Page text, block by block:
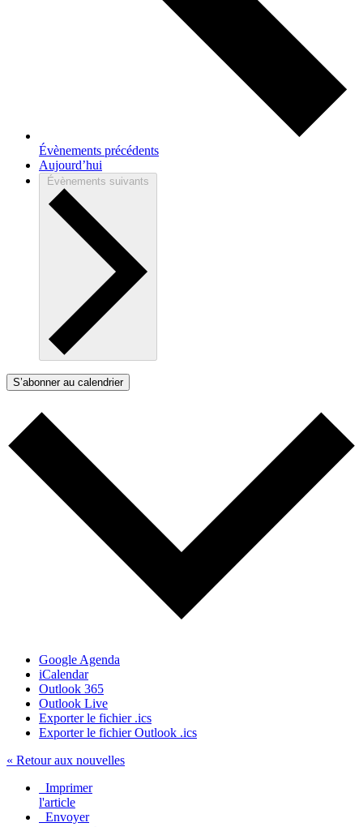
Évènements précédents
Aujourd’hui
Évènements suivants
S’abonner au calendrier
Google Agenda
iCalendar
Outlook 365
Outlook Live
Exporter le fichier .ics
Exporter le fichier Outlook .ics
« Retour aux nouvelles
Imprimer
l'article
Envoyer